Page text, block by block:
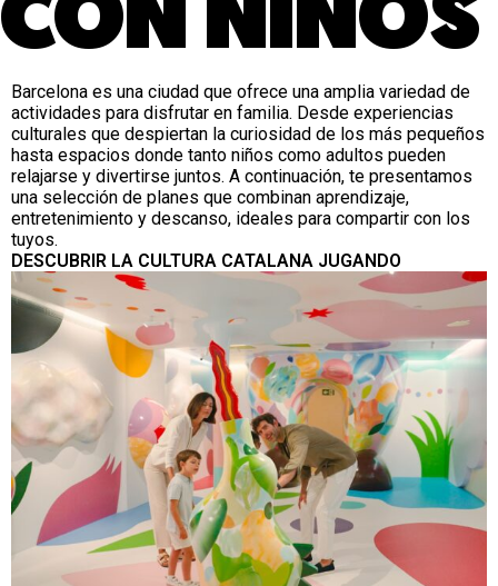
CON NIÑOS
Barcelona es una ciudad que ofrece una amplia variedad de
actividades para disfrutar en familia. Desde experiencias
culturales que despiertan la curiosidad de los más pequeños
hasta espacios donde tanto niños como adultos pueden
relajarse y divertirse juntos. A continuación, te presentamos
una selección de planes que combinan aprendizaje,
entretenimiento y descanso, ideales para compartir con los
tuyos.
DESCUBRIR LA CULTURA CATALANA JUGANDO